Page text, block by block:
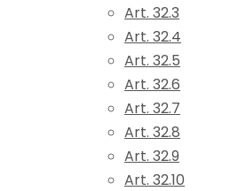
Art. 32.3
Art. 32.4
Art. 32.5
Art. 32.6
Art. 32.7
Art. 32.8
Art. 32.9
Art. 32.10